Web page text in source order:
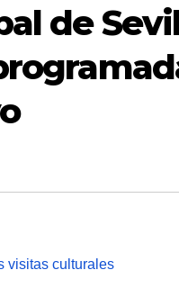
de